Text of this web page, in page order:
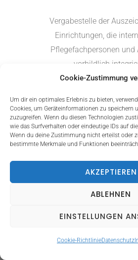
Cookie-Zustimmung
Um dir ein optimales Erlebnis zu bieten,
Cookies, um Geräteinformationen zu speichern
zuzugreifen. Wenn du diesen Technologien
wie das Surfverhalten oder eindeutige IDs auf
Wenn du deine Zustimmung nicht erteilst oder
bestimmte Merkmale und Funktionen
AKZEPTIEREN
ABLEHNEN
EINSTELLUNGEN
Cookie-RichtlinieDatenschutz
Vergabestelle der
Einrichtungen, die
Pflegefachpersonen und
vorbildlich
KONTAKT
Kontaktieren
gern für ein
unverbindliches
JETZT TERMIN